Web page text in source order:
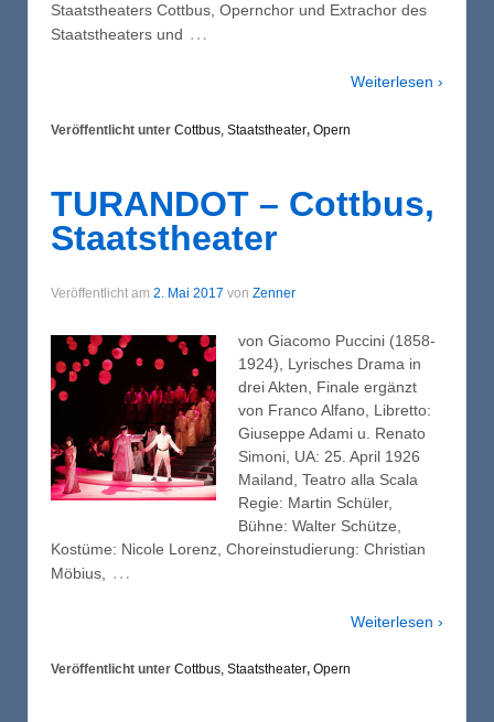
Staatstheaters Cottbus, Opernchor und Extrachor des
Staatstheaters und …
Weiterlesen ›
Veröffentlicht unter Cottbus, Staatstheater, Opern
TURANDOT – Cottbus,
Staatstheater
Veröffentlicht am 2. Mai 2017 von Zenner
von Giacomo Puccini (1858-
1924), Lyrisches Drama in
drei Akten, Finale ergänzt
von Franco Alfano, Libretto:
Giuseppe Adami u. Renato
Simoni, UA: 25. April 1926
Mailand, Teatro alla Scala
Regie: Martin Schüler,
Bühne: Walter Schütze,
Kostüme: Nicole Lorenz, Choreinstudierung: Christian
Möbius, …
Weiterlesen ›
Veröffentlicht unter Cottbus, Staatstheater, Opern